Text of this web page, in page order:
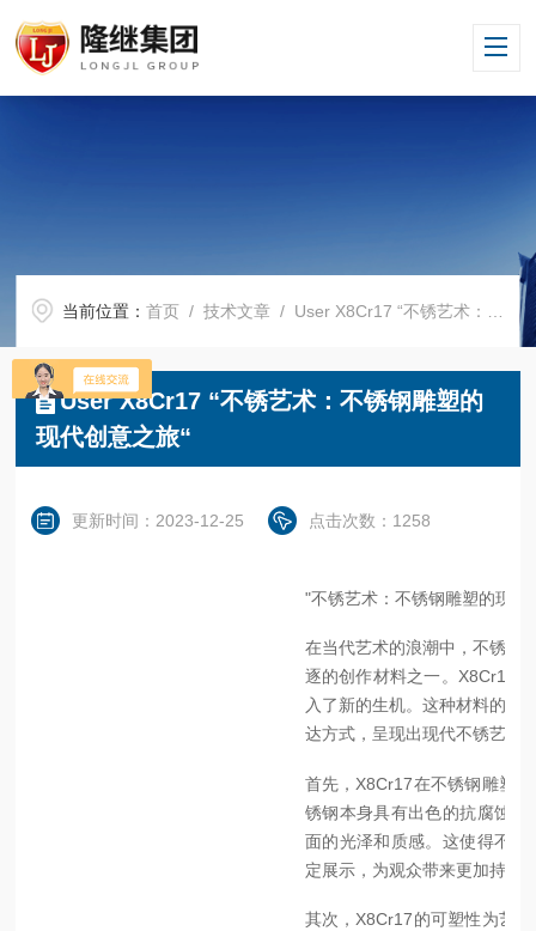
当前位置：首页 /技术文章 / User X8Cr17 “不锈艺术：不锈钢雕塑的现代创意之旅“
User X8Cr17 “不锈艺术：不锈钢雕塑的
现代创意之旅“
更新时间：2023-12-25 点击次数：1258
"不锈艺术：不锈钢雕塑的现代
在当代艺术的浪潮中，不锈钢
逐的创作材料之一。X8Cr17
入了新的生机。这种材料的运
达方式，呈现出现代不锈艺术
首先，X8Cr17在不锈钢雕塑
锈钢本身具有出色的抗腐蚀
面的光泽和质感。这使得不
定展示，为观众带来更加持久
其次，X8Cr17的可塑性为艺